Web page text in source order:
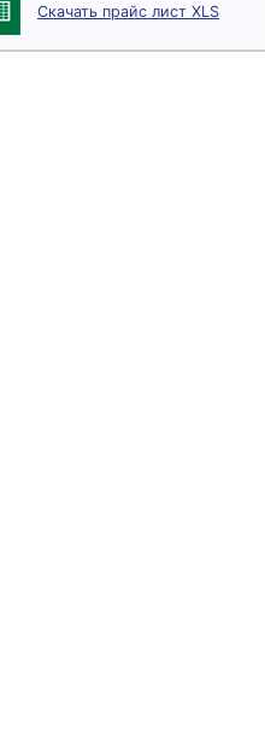
Скачать прайс лист XLS